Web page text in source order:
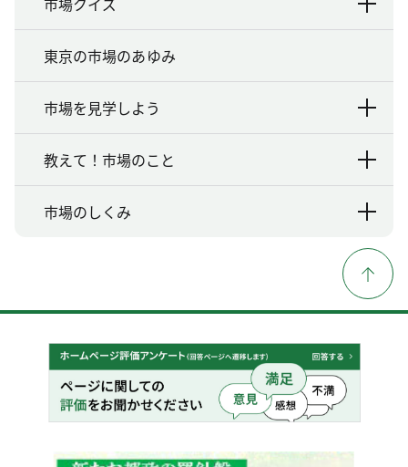
東京の市場のあゆみ
市場を見学しよう
教えて！市場のこと
市場のしくみ